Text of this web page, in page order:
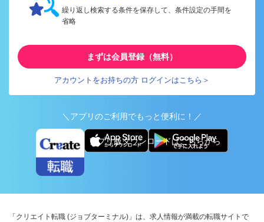
繰り返し検索する条件を保存して、条件設定の手間を
省略
まずは会員登録（無料）
アカウントをお持ちの方 ログインはこちら＞
＼アプリのご利用でもっと便利に！／
アプリ版ダウンロードはこちらから
「クリエイト転職 (ジョブターミナル)」は、求人情報が満載の転職サイトで